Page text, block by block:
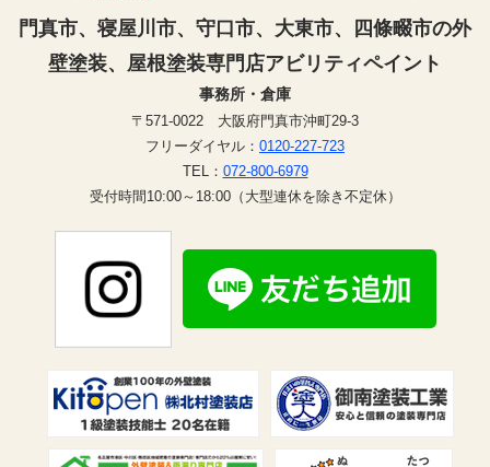
門真市、寝屋川市、守口市、大東市、四條畷市の外
壁塗装、屋根塗装専門店アビリティペイント
事務所・倉庫
〒571-0022 大阪府門真市沖町29-3
フリーダイヤル： 0120-227-723
TEL： 072-800-6979
受付時間10:00～18:00（大型連休を除き不定休）